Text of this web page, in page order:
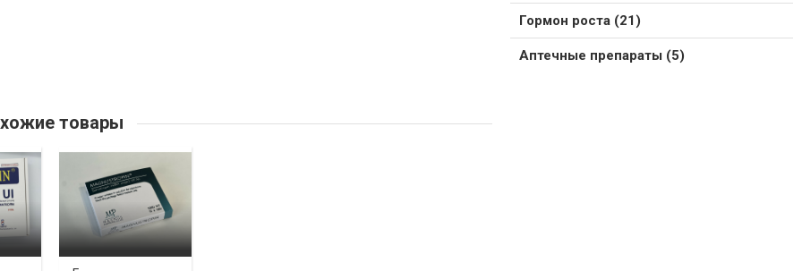
Гормон роста (21)
Аптечные препараты (5)
товары